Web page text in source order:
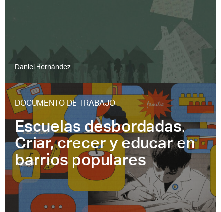
Daniel Hernández
DOCUMENTO DE TRABAJO
Escuelas desbordadas.
Criar, crecer y educar en
barrios populares